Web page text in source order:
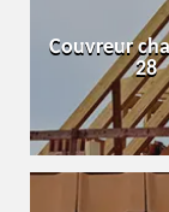
Couvreur
28